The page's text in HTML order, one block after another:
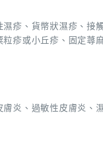
疹、貨幣狀濕疹、接
疹或小丘疹、固定蕁麻
炎、過敏性皮膚炎、